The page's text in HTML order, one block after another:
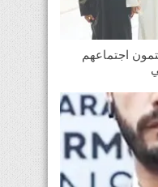
اجتماعهم